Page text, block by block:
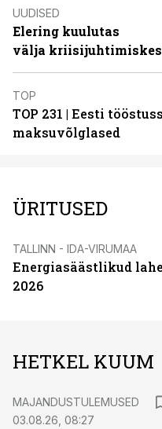
UUDISED
Elering kuulutas
välja
TOP
TOP 231 | Eesti
maksuvõlglased
ÜRITUSED
TALLINN - IDA-VIRUMAA
Energiasäästlikud
2026
HETKEL KUUM
MAJANDUSTULEMUSED
03.08.26, 08:27